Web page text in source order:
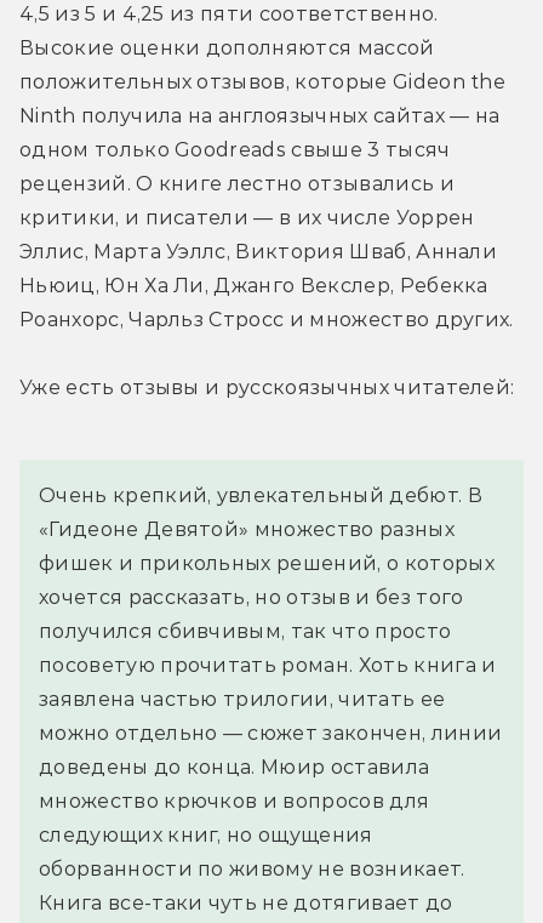
4,5 из 5 и 4,25 из пяти соответственно.
Высокие оценки дополняются массой
положительных отзывов, которые Gideon the
Ninth получила на англоязычных сайтах — на
одном только Goodreads свыше 3 тысяч
рецензий. О книге лестно отзывались и
критики, и писатели — в их числе Уоррен
Эллис, Марта Уэллс, Виктория Шваб, Аннали
Ньюиц, Юн Ха Ли, Джанго Векслер, Ребекка
Роанхорс, Чарльз Стросс и множество других.
Уже есть отзывы и русскоязычных читателей:
Очень крепкий, увлекательный дебют. В
«Гидеоне Девятой» множество разных
фишек и прикольных решений, о которых
хочется рассказать, но отзыв и без того
получился сбивчивым, так что просто
посоветую прочитать роман. Хоть книга и
заявлена частью трилогии, читать ее
можно отдельно — сюжет закончен, линии
доведены до конца. Мюир оставила
множество крючков и вопросов для
следующих книг, но ощущения
оборванности по живому не возникает.
Книга все-таки чуть не дотягивает до